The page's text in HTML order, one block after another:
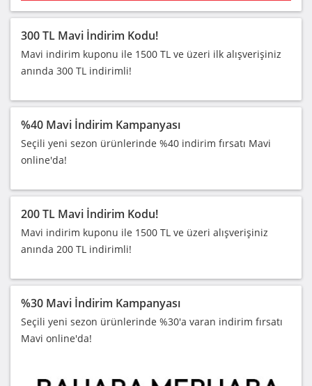
300 TL Mavi İndirim Kodu!
Mavi indirim kuponu ile 1500 TL ve üzeri ilk alışverişiniz
anında 300 TL indirimli!
%40 Mavi İndirim Kampanyası
Seçili yeni sezon ürünlerinde %40 indirim fırsatı Mavi
online'da!
200 TL Mavi İndirim Kodu!
Mavi indirim kuponu ile 1500 TL ve üzeri alışverişiniz
anında 200 TL indirimli!
%30 Mavi İndirim Kampanyası
Seçili yeni sezon ürünlerinde %30'a varan indirim fırsatı
Mavi online'da!